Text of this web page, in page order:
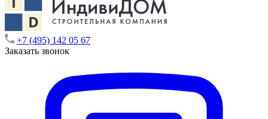
+7 (495) 142 05 67
Заказать звонок